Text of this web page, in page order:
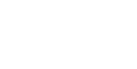
وجهوده عندما يقص
ما وصل إليه خلال رحلته